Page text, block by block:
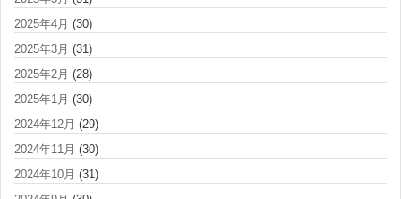
2025年4月 (30)
2025年3月 (31)
2025年2月 (28)
2025年1月 (30)
2024年12月 (29)
2024年11月 (30)
2024年10月 (31)